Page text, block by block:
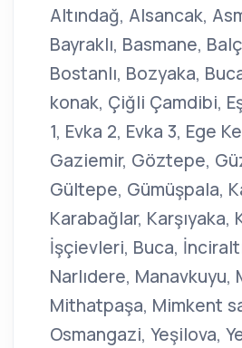
Altındağ, Alsancak,
Bayraklı, Basmane,
Bostanlı, Bozyaka,
konak, Çiğli Çamdibi,
1, Evka 2, Evka 3, Ege
Gaziemir, Göztepe,
Gültepe, Gümüşpala,
Karabağlar, Karşıyaka,
İşçievleri, Buca,
Narlıdere, Manavkuyu,
Mithatpaşa, Mimkent
Osmangazi, Yeşilova,